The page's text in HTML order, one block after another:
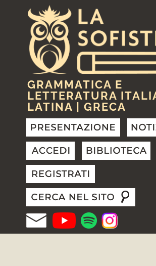
GRAMMATICA E
LETTERATURA
LATINA | GRECA